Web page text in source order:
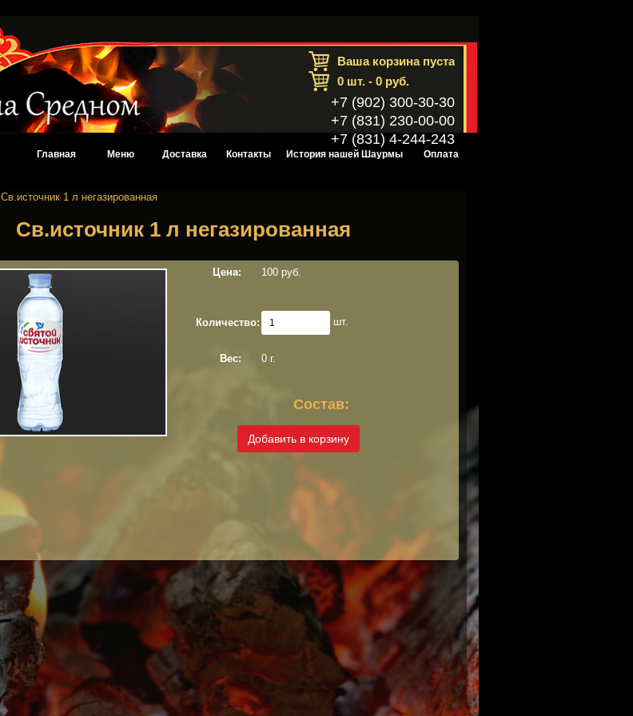
Ваша корзина пуста
0 шт. - 0 руб.
+7 (902) 300-30-30
+7 (831) 230-00-00
+7 (831) 4-244-243
Главная Меню Доставка Контакты История нашей Шаурмы Оплата
Св.источник 1 л негазированная
Св.источник 1 л негазированная
Цена: 100 руб.
Количество: шт.
Вес: 0 г.
Состав:
Добавить в корзину